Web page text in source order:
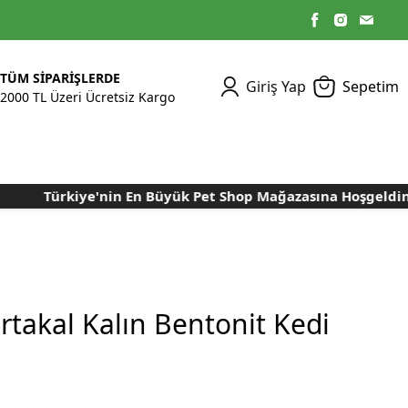
TÜM SİPARİŞLERDE
2000 TL Üzeri Ücretsiz Kargo
Giriş Yap Sepetim
Kümes Ekipmanları
Makineleri
Nem Alma Makineleri
Kuluçka Malzemeleri
Kedi Yaş Mamaları
Bakım Sağlık
Tasmalar
Bakım Sağlık
Tavşan Yemleri
Türkiye'nin En Büyük Pet Shop Mağazasına Hoşgeldiniz..
Kalın Bentonit Kedi